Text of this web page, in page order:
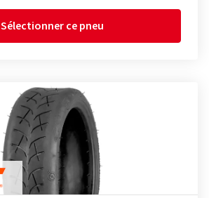
Sélectionner ce pneu